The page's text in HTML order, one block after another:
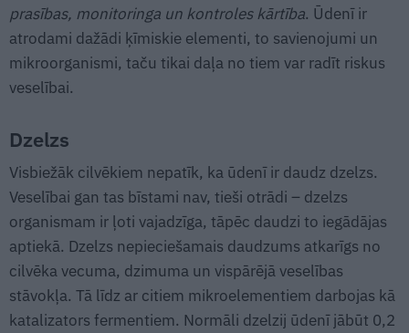
prasības, monitoringa un kontroles kārtība. Ūdenī ir
atrodami dažādi ķīmiskie elementi, to savienojumi un
mikroorganismi, taču tikai daļa no tiem var radīt riskus
veselībai.
Dzelzs
Visbiežāk cilvēkiem nepatīk, ka ūdenī ir daudz dzelzs.
Veselībai gan tas bīstami nav, tieši otrādi – dzelzs
organismam ir ļoti vajadzīga, tāpēc daudzi to iegādājas
aptiekā. Dzelzs nepieciešamais daudzums atkarīgs no
cilvēka vecuma, dzimuma un vispārējā veselības
stāvokļa. Tā līdz ar citiem mikroelementiem darbojas kā
katalizators fermentiem. Normāli dzelzij ūdenī jābūt 0,2